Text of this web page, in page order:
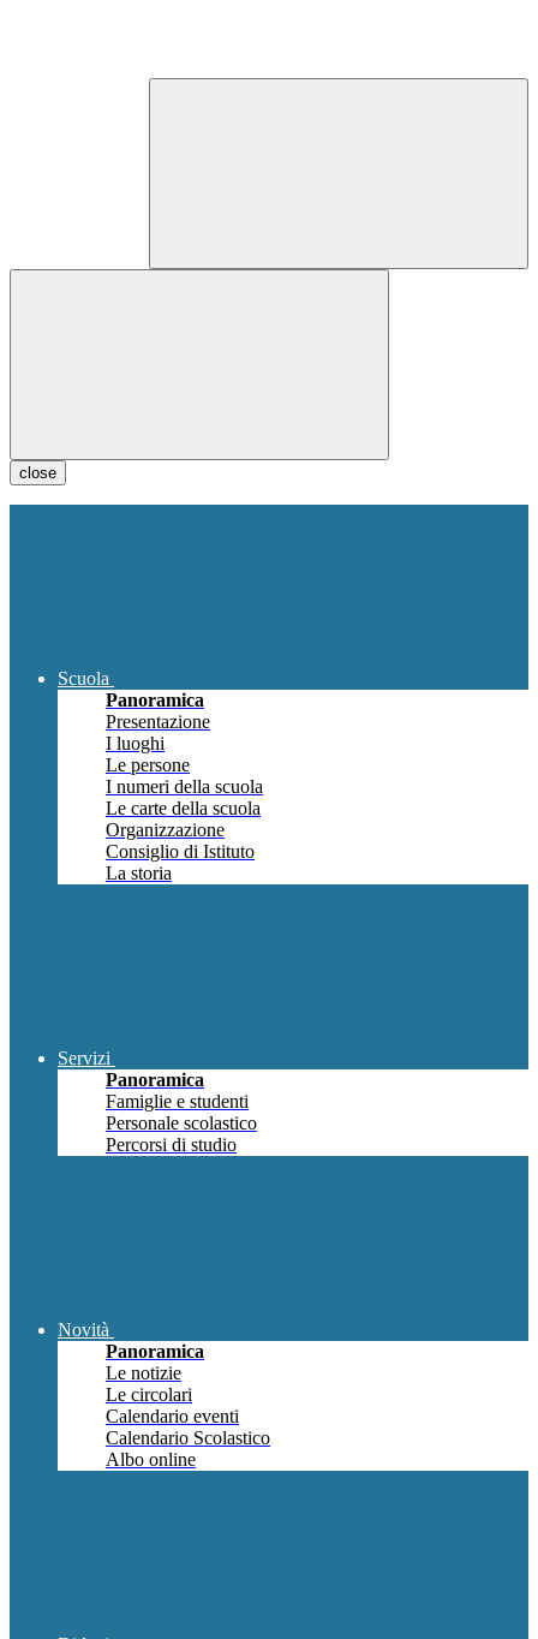
close
Scuola
Panoramica
Presentazione
I luoghi
Le persone
I numeri della scuola
Le carte della scuola
Organizzazione
Consiglio di Istituto
La storia
Servizi
Panoramica
Famiglie e studenti
Personale scolastico
Percorsi di studio
Novità
Panoramica
Le notizie
Le circolari
Calendario eventi
Calendario Scolastico
Albo online